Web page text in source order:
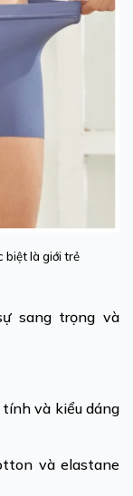
biệt là giới trẻ
sang trọng và
và kiểu dáng
và elastane